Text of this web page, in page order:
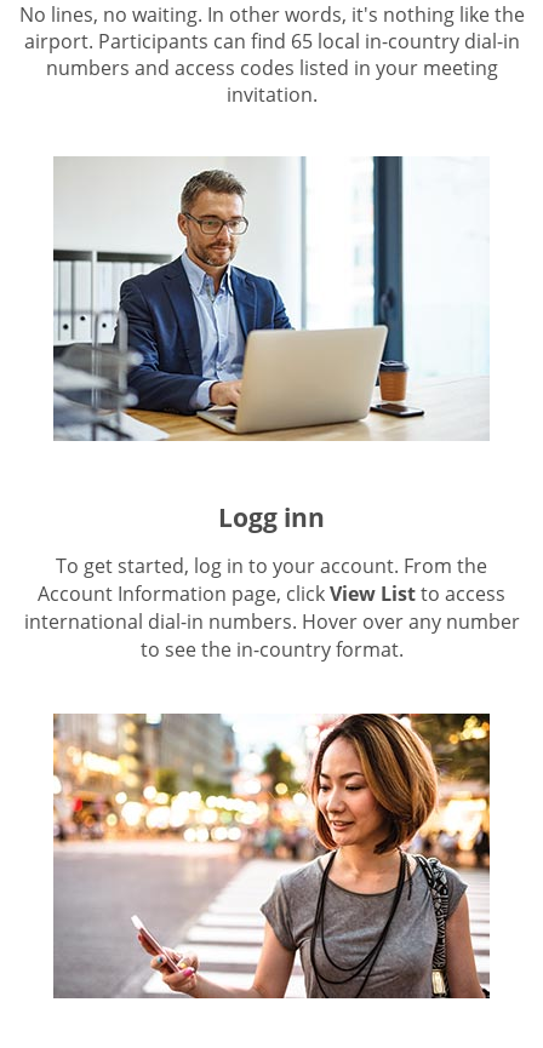
No lines, no waiting. In other words, it's nothing like the
airport. Participants can find 65 local in-country dial-in
numbers and access codes listed in your meeting
invitation.
Logg inn
To get started, log in to your account. From the
Account Information page, clickView Listto access
international dial-in numbers. Hover over any number
to see the in-country format.